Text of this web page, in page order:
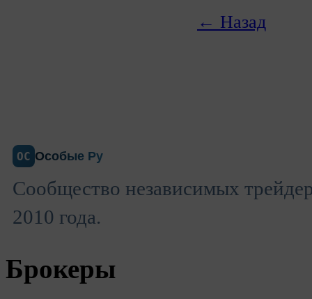
← Назад
ОС Особые Ру
Сообщество независимых
2010 года.
Брокеры